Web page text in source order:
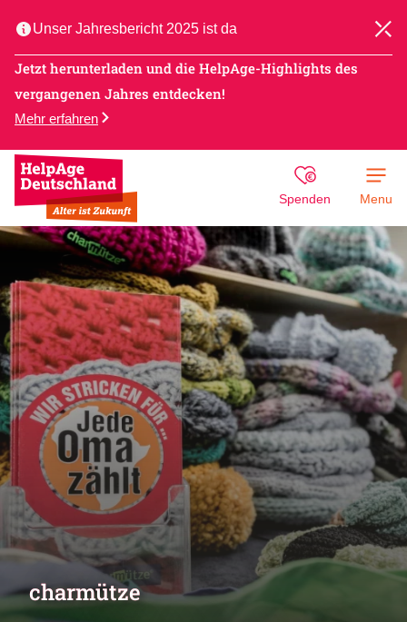
Unser Jahresbericht 2025 ist da
Jetzt herunterladen und die HelpAge-Highlights des
vergangenen Jahres entdecken!
Mehr erfahren
Spenden Menu
charmütze